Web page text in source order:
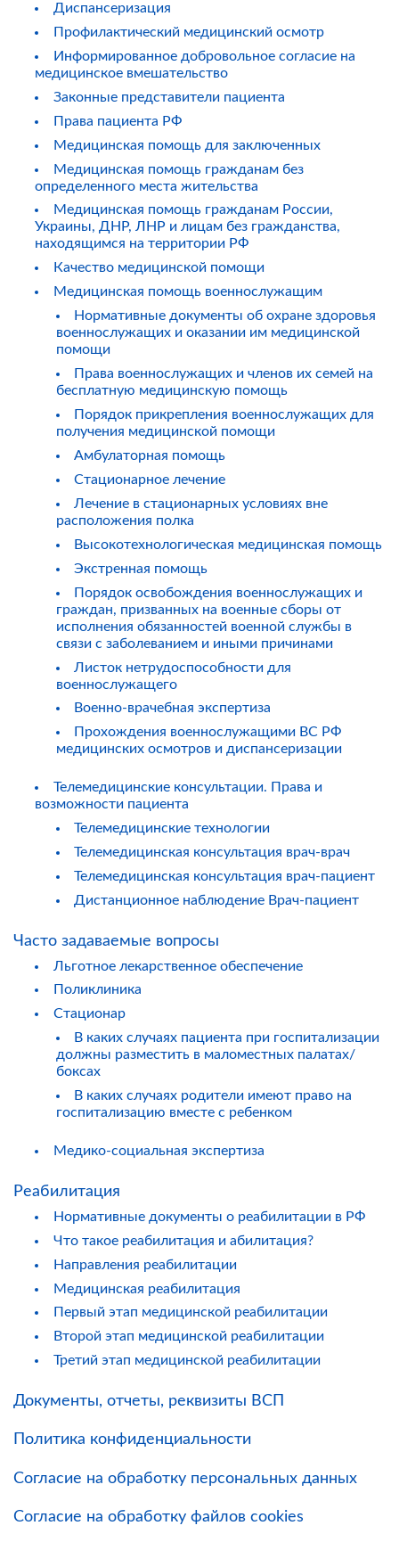
Диспансеризация
Профилактический медицинский осмотр
Информированное добровольное согласие на
медицинское вмешательство
Законные представители пациента
Права пациента РФ
Медицинская помощь для заключенных
Медицинская помощь гражданам без
определенного места жительства
Медицинская помощь гражданам России,
Украины, ДНР, ЛНР и лицам без гражданства,
находящимся на территории РФ
Качество медицинской помощи
Медицинская помощь военнослужащим
Нормативные документы об охране здоровья
военнослужащих и оказании им медицинской
помощи
Права военнослужащих и членов их семей на
бесплатную медицинскую помощь
Порядок прикрепления военнослужащих для
получения медицинской помощи
Амбулаторная помощь
Стационарное лечение
Лечение в стационарных условиях вне
расположения полка
Высокотехнологическая медицинская помощь
Экстренная помощь
Порядок освобождения военнослужащих и
граждан, призванных на военные сборы от
исполнения обязанностей военной службы в
связи с заболеванием и иными причинами
Листок нетрудоспособности для
военнослужащего
Военно-врачебная экспертиза
Прохождения военнослужащими ВС РФ
медицинских осмотров и диспансеризации
Телемедицинские консультации. Права и
возможности пациента
Телемедицинские технологии
Телемедицинская консультация врач-врач
Телемедицинская консультация врач-пациент
Дистанционное наблюдение Врач-пациент
Часто задаваемые вопросы
Льготное лекарственное обеспечение
Поликлиника
Стационар
В каких случаях пациента при госпитализации
должны разместить в маломестных палатах/
боксах
В каких случаях родители имеют право на
госпитализацию вместе с ребенком
Медико-социальная экспертиза
Реабилитация
Нормативные документы о реабилитации в РФ
Что такое реабилитация и абилитация?
Направления реабилитации
Медицинская реабилитация
Первый этап медицинской реабилитации
Второй этап медицинской реабилитации
Третий этап медицинской реабилитации
Документы, отчеты, реквизиты ВСП
Политика конфиденциальности
Согласие на обработку персональных данных
Согласие на обработку файлов cookies